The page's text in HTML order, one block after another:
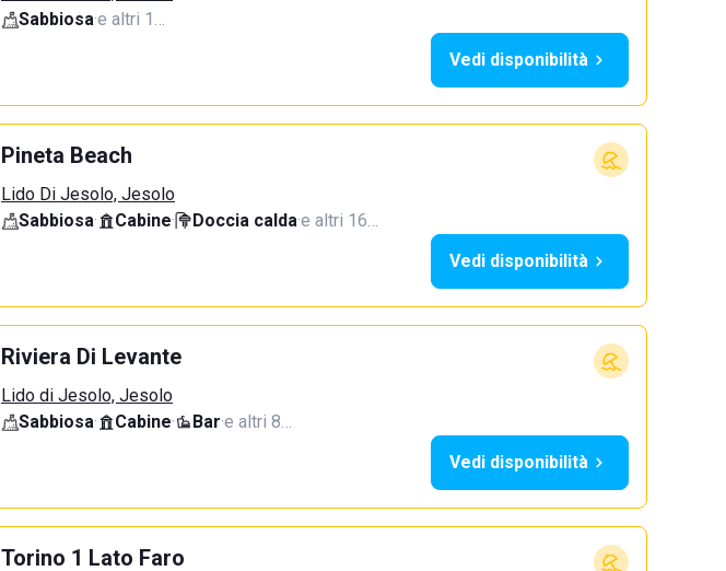
Sabbiosa·e altri 1…
Vedi disponibilità
Pineta Beach
Lido Di Jesolo, Jesolo
Sabbiosa· Cabine· Doccia calda·e altri 16…
Vedi disponibilità
Riviera Di Levante
Lido di Jesolo, Jesolo
Sabbiosa· Cabine· Bar·e altri 8…
Vedi disponibilità
Torino 1 Lato Faro